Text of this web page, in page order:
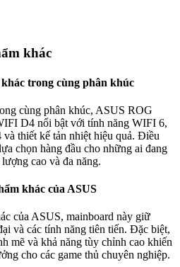
khác
trong cùng phân khúc
cùng phân khúc, ASUS ROG
D4 nổi bật với tính năng WIFI 6,
thiết kế tản nhiệt hiệu quả. Điều
chọn hàng đầu cho những ai đang
cao và đa năng.
khác của ASUS
của ASUS, mainboard này giữ
và các tính năng tiên tiến. Đặc biệt,
mẽ và khả năng tùy chỉnh cao khiến
cho các game thủ chuyên nghiệp.